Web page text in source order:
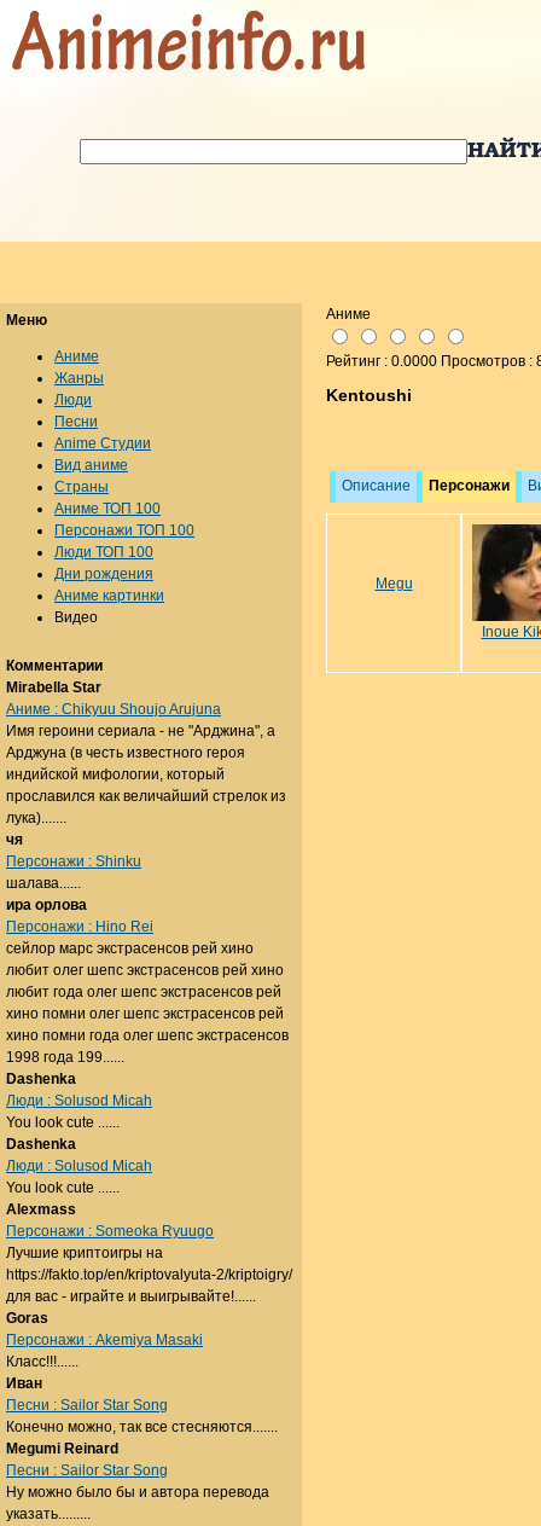
Аниме
Рейтинг : 0.0000 Просмотров :
Kentoushi
Описание Персонажи
Megu
Inoue
Меню
Аниме
Жанры
Люди
Песни
Anime Студии
Вид аниме
Страны
Аниме ТОП 100
Персонажи ТОП 100
Люди ТОП 100
Дни рождения
Аниме картинки
Видео
Комментарии
Mirabella Star
Аниме : Chikyuu Shoujo Arujuna
Имя героини сериала - не "Арджина", а
Арджуна (в честь известного героя
индийской мифологии, который
прославился как величайший стрелок из
лука).......
чя
Персонажи : Shinku
шалава......
ира орлова
Персонажи : Hino Rei
сейлор марс экстрасенсов рей хино
любит олег шепс экстрасенсов рей хино
любит года олег шепс экстрасенсов рей
хино помни олег шепс экстрасенсов рей
хино помни года олег шепс экстрасенсов
1998 года 199......
Dashenka
Люди : Solusod Micah
You look cute ......
Dashenka
Люди : Solusod Micah
You look cute ......
Alexmass
Персонажи : Someoka Ryuugo
Лучшие криптоигры на
https://fakto.top/en/kriptovalyuta-2/kriptoigry/
для вас - играйте и выигрывайте!......
Goras
Персонажи : Akemiya Masaki
Класс!!!......
Иван
Песни : Sailor Star Song
Конечно можно, так все стесняются.......
Megumi Reinard
Песни : Sailor Star Song
Ну можно было бы и автора перевода
указать.........